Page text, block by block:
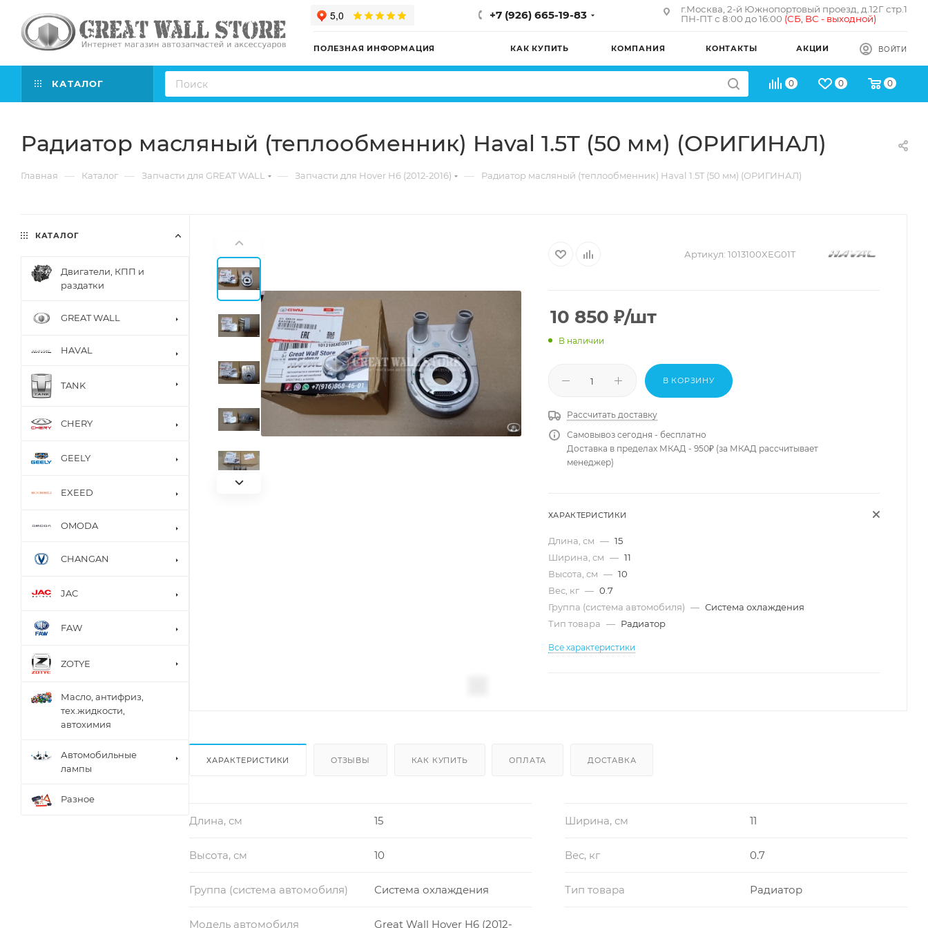
+7 (926) 665-19-83
г.Москва, 2-й Южнопортовый проезд, д.12Г стр.1
ПН-ПТ с 8:00 до 16:00 (СБ, ВС - выходной)
ПОЛЕЗНАЯ ИНФОРМАЦИЯ КАК КУПИТЬ КОМПАНИЯ КОНТАКТЫ АКЦИИ ВОЙТИ
КАТАЛОГ 0 0 0
Радиатор масляный (теплообменник) Haval 1.5T (50 мм) (ОРИГИНАЛ)
Главная — Каталог — Запчасти для GREAT WALL — Запчасти для Hover H6 (2012-2016) — Радиатор масляный (теплообменник) Haval 1.5T (50 мм) (ОРИГИНАЛ)
Артикул: 1013100XEG01T
10 850 ₽/шт
В наличии
В КОРЗИНУ
Рассчитать доставку
Самовывоз сегодня - бесплатно
Доставка в пределах МКАД - 950₽ (за МКАД рассчитывает
менеджер)
ХАРАКТЕРИСТИКИ
Длина, см — 15
Ширина, см — 11
Высота, см — 10
Вес, кг — 0.7
Группа (система автомобиля) — Система охлаждения
Тип товара — Радиатор
Все характеристики
ХАРАКТЕРИСТИКИ ОТЗЫВЫ КАК КУПИТЬ ОПЛАТА ДОСТАВКА
Длина, см 15 Ширина, см 11
Высота, см 10 Вес, кг 0.7
Группа (система автомобиля) Система охлаждения Тип товара Радиатор
Модель автомобиля
Great Wall Hover H6 (2012-
КАТАЛОГ
Двигатели, КПП и
раздатки
GREAT WALL
HAVAL
TANK
CHERY
GEELY
EXEED
OMODA
CHANGAN
JAC
FAW
ZOTYE
Масло, антифриз,
тех.жидкости,
автохимия
Автомобильные
лампы
Разное